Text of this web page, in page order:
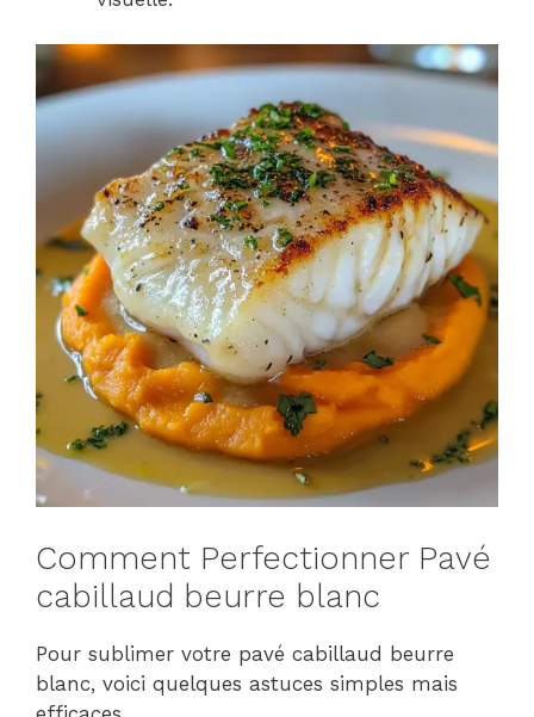
Comment Perfectionner Pavé
cabillaud beurre blanc
Pour sublimer votre pavé cabillaud beurre
blanc, voici quelques astuces simples mais